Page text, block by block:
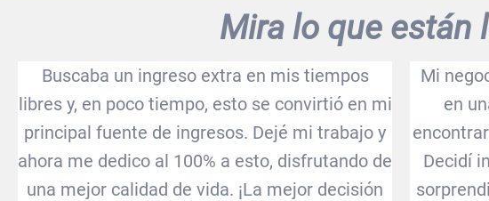
Mira lo que están
Buscaba un ingreso extra en mis tiempos
libres y, en poco tiempo, esto se convirtió en mi
principal fuente de ingresos. Dejé mi trabajo y
ahora me dedico al 100% a esto, disfrutando de
una mejor calidad de vida. ¡La mejor decisión
Mi
en
Decidí